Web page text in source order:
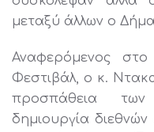
μεταξύ άλλων ο
Αναφερόμενος
Φεστιβάλ, ο κ.
προσπάθεια
δημιουργία διεθνών